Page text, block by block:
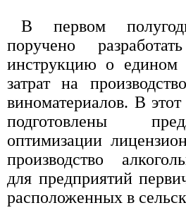
В первом
поручено
инструкцию о едином
затрат на
виноматериалов. В
подготовлены
оптимизации
производство
для предприятий
расположенных в